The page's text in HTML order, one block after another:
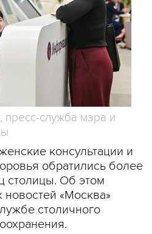
служба мэра и
консультации и
обратились более
столицы. Об этом
новостей «Москва»
столичного